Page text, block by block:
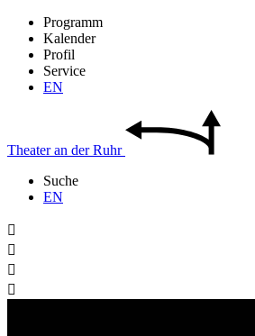
Programm
Kalender
Profil
Service
EN
Theateran derRuhr
Suche
EN



